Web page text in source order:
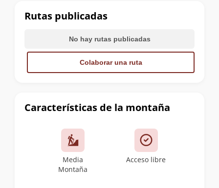
cumbre
Características de la montaña
Media
Montaña
Acceso libre
Rutas publicadas
No hay rutas publicadas
Colaborar una ruta